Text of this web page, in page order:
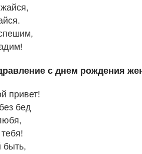
с днем рождения
привет!
бед
быть,